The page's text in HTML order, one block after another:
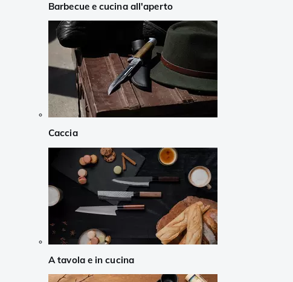
Barbecue e cucina all'aperto
Caccia
A tavola e in cucina